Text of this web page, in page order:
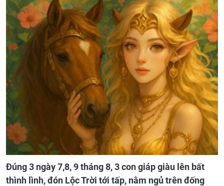
Đúng 3 ngày 7,8, 9 tháng 8, 3 con giáp giàu lên bất
thình lình, đón Lộc Trời tới tấp, nằm ngủ trên đống